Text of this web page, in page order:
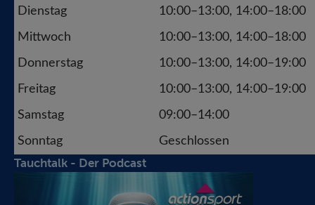
Dienstag 10:00–13:00, 14:00–18:00
Mittwoch 10:00–13:00, 14:00–18:00
Donnerstag 10:00–13:00, 14:00–19:00
Freitag 10:00–13:00, 14:00–19:00
Samstag 09:00–14:00
Sonntag Geschlossen
Tauchtalk - Der Podcast